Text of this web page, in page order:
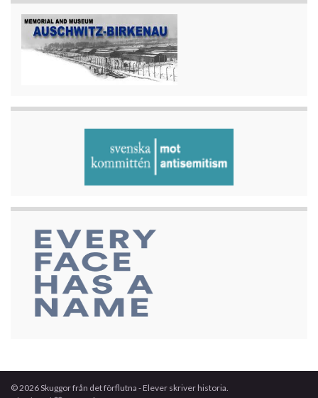
© 2026 Skuggor från det förflutna - Elever skriver historia.